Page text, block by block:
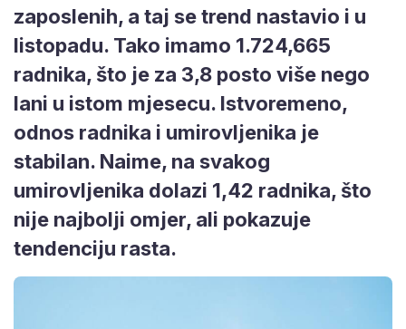
zaposlenih, a taj se trend nastavio i u
listopadu. Tako imamo 1.724,665
radnika, što je za 3,8 posto više nego
lani u istom mjesecu. Istvoremeno,
odnos radnika i umirovljenika je
stabilan. Naime, na svakog
umirovljenika dolazi 1,42 radnika, što
nije najbolji omjer, ali pokazuje
tendenciju rasta.